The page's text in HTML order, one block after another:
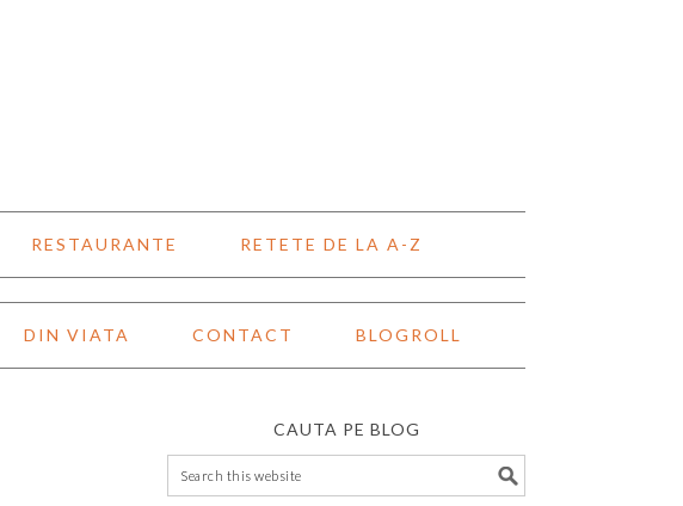
RESTAURANTE RETETE DE LA A-Z
DIN VIATA CONTACT BLOGROLL
CAUTA PE BLOG